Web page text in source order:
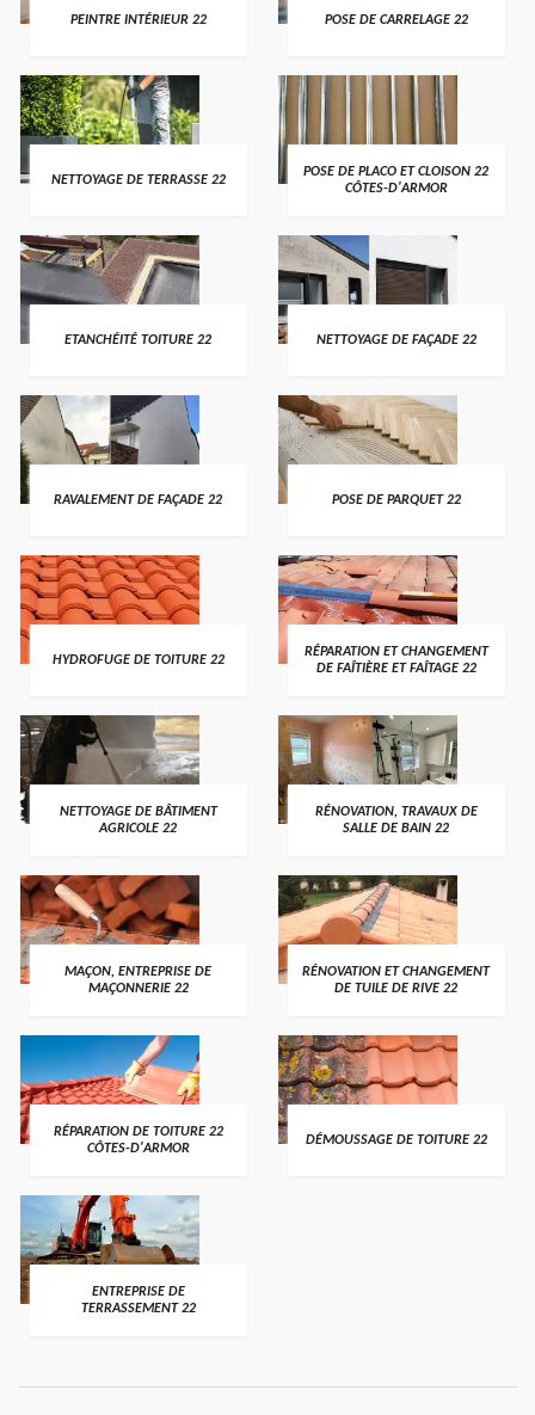
PEINTRE INTÉRIEUR 22 POSE DE CARRELAGE 22
NETTOYAGE DE TERRASSE 22
POSE DE PLACO ET CLOISON 22
CÔTES-D'ARMOR
ETANCHÉITÉ TOITURE 22 NETTOYAGE DE FAÇADE 22
RAVALEMENT DE FAÇADE 22 POSE DE PARQUET 22
HYDROFUGE DE TOITURE 22
RÉPARATION ET CHANGEMENT
DE FAÎTIÈRE ET FAÎTAGE 22
NETTOYAGE DE BÂTIMENT
AGRICOLE 22
RÉNOVATION, TRAVAUX DE
SALLE DE BAIN 22
MAÇON, ENTREPRISE DE
MAÇONNERIE 22
RÉNOVATION ET CHANGEMENT
DE TUILE DE RIVE 22
RÉPARATION DE TOITURE 22
CÔTES-D'ARMOR
DÉMOUSSAGE DE TOITURE 22
ENTREPRISE DE
TERRASSEMENT 22